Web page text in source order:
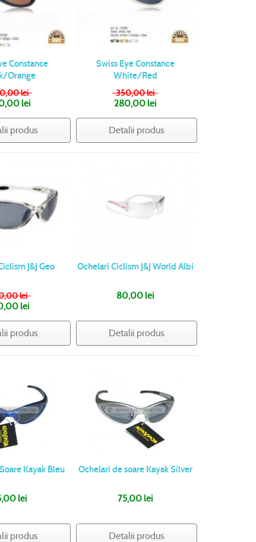
Constance
Orange
lei
lei
produs
Swiss Eye Constance
White/Red
350,00 lei
280,00 lei
Detalii produs
J&J Geo
lei
lei
produs
Ochelari Ciclism J&J World Albi
80,00 lei
Detalii produs
Kayak Bleu
lei
produs
Ochelari de soare Kayak Silver
75,00 lei
Detalii produs